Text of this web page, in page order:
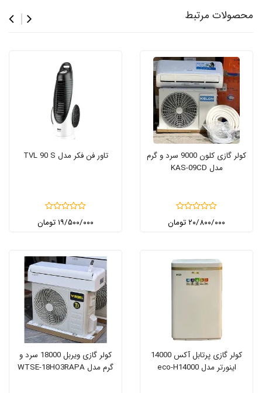
محصولات مرتبط
کولر گازی کلون 9000 سرد و گرم
مدل KAS-09CD
۲۰/۸۰۰/۰۰۰ تومان
تاور فن فکر مدل TVL 90 S
۱۹/۵۰۰/۰۰۰ تومان
کولر گازی پرتابل آکس 14000
اینورتر مدل eco-H14000
کولر گازی ویربل 18000 سرد و
گرم مدل WTSE-18HO3RAPA